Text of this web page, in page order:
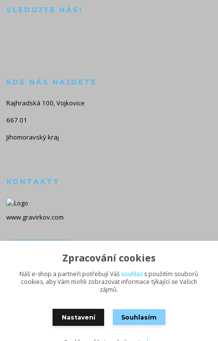
SLEDUJTE NÁS!
KDE NÁS NAJDETE
Rajhradská 100, Vojkovice
667 01
Jihomoravský kraj
KONTAKTY
www.gravirkov.com
+420 735 923 312
info@gravirkov.com
Zpracování cookies
Náš e-shop a partneři potřebují Váš souhlas s použitím souborů
cookies, aby Vám mohli zobrazovat informace týkající se Vašich
zájmů.
Nastavení Souhlasím